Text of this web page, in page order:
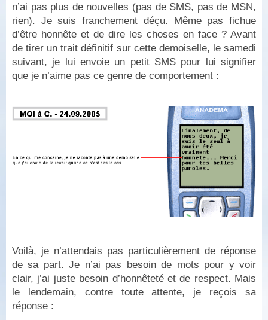
n’ai pas plus de nouvelles (pas de SMS, pas de MSN,
rien). Je suis franchement déçu. Même pas fichue
d’être honnête et de dire les choses en face ? Avant
de tirer un trait définitif sur cette demoiselle, le samedi
suivant, je lui envoie un petit SMS pour lui signifier
que je n’aime pas ce genre de comportement :
Voilà, je n’attendais pas particulièrement de réponse
de sa part. Je n’ai pas besoin de mots pour y voir
clair, j’ai juste besoin d’honnêteté et de respect. Mais
le lendemain, contre toute attente, je reçois sa
réponse :